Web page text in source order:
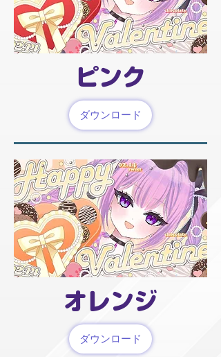
ピンク
ダウンロード
オレンジ
ダウンロード